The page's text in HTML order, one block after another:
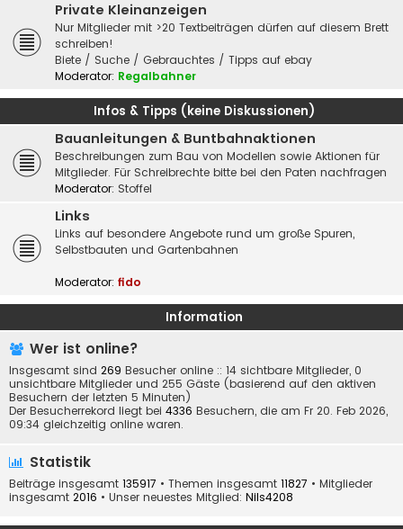
Private Kleinanzeigen
Nur Mitglieder mit >20 Textbeiträgen dürfen auf diesem Brett
schreiben!
Biete / Suche / Gebrauchtes / Tipps auf ebay
Moderator: Regalbahner
Infos & Tipps (keine Diskussionen)
Bauanleitungen & Buntbahnaktionen
Beschreibungen zum Bau von Modellen sowie Aktionen für
Mitglieder. Für Schreibrechte bitte bei den Paten nachfragen
Moderator: Stoffel
Links
Links auf besondere Angebote rund um große Spuren,
Selbstbauten und Gartenbahnen
Moderator: fido
Information
Wer ist online?
Insgesamt sind 269 Besucher online :: 14 sichtbare Mitglieder, 0
unsichtbare Mitglieder und 255 Gäste (basierend auf den aktiven
Besuchern der letzten 5 Minuten)
Der Besucherrekord liegt bei 4336 Besuchern, die am Fr 20. Feb 2026,
09:34 gleichzeitig online waren.
Statistik
Beiträge insgesamt 135917 • Themen insgesamt 11827 • Mitglieder
insgesamt 2016 • Unser neuestes Mitglied: Nils4208